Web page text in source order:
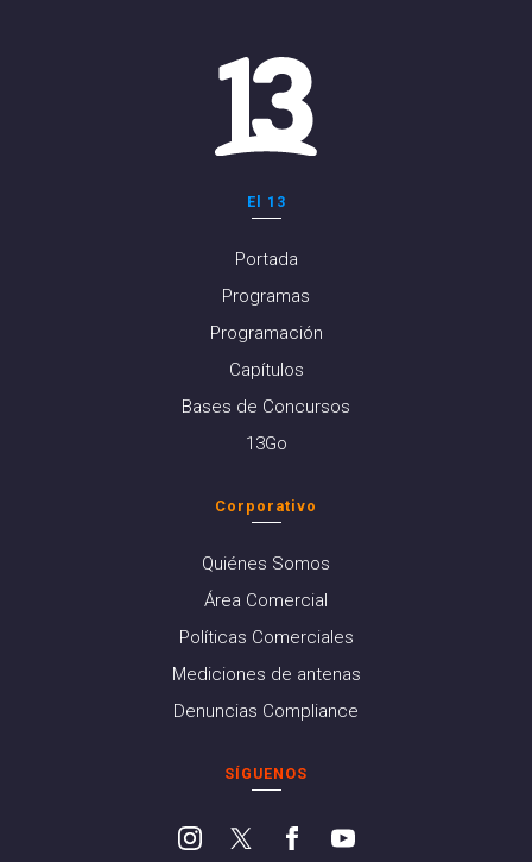
El 13
Portada
Programas
Programación
Capítulos
Bases de Concursos
13Go
Corporativo
Quiénes Somos
Área Comercial
Políticas Comerciales
Mediciones de antenas
Denuncias Compliance
SÍGUENOS